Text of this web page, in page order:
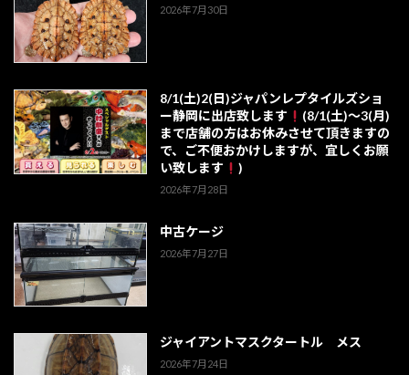
2026年7月30日
8/1(土)2(日)ジャパンレプタイルズショ
ー静岡に出店致します
(8/1(土)～3(月)
まで店舗の方はお休みさせて頂きますの
で、ご不便おかけしますが、宜しくお願
い致します
)
2026年7月28日
中古ケージ
2026年7月27日
ジャイアントマスクタートル メス
2026年7月24日